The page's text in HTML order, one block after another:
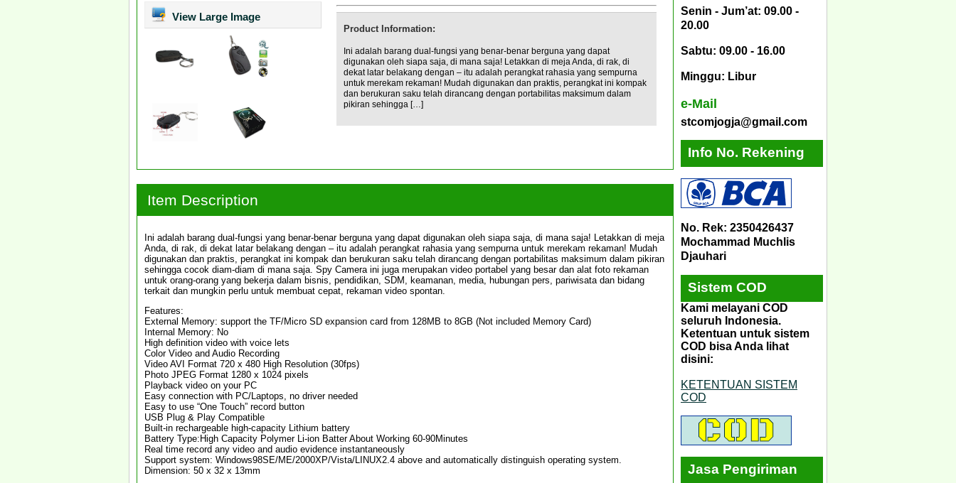
View Large Image
Product Information:
Ini adalah barang dual-fungsi yang benar-benar berguna yang dapat
digunakan oleh siapa saja, di mana saja! Letakkan di meja Anda, di rak, di
dekat latar belakang dengan – itu adalah perangkat rahasia yang sempurna
untuk merekam rekaman! Mudah digunakan dan praktis, perangkat ini kompak
dan berukuran saku telah dirancang dengan portabilitas maksimum dalam
pikiran sehingga […]
Item Description
Ini adalah barang dual-fungsi yang benar-benar berguna yang dapat digunakan oleh siapa saja, di mana saja! Letakkan di meja
Anda, di rak, di dekat latar belakang dengan – itu adalah perangkat rahasia yang sempurna untuk merekam rekaman! Mudah
digunakan dan praktis, perangkat ini kompak dan berukuran saku telah dirancang dengan portabilitas maksimum dalam pikiran
sehingga cocok diam-diam di mana saja. Spy Camera ini juga merupakan video portabel yang besar dan alat foto rekaman
untuk orang-orang yang bekerja dalam bisnis, pendidikan, SDM, keamanan, media, hubungan pers, pariwisata dan bidang
terkait dan mungkin perlu untuk membuat cepat, rekaman video spontan.
Features:
External Memory: support the TF/Micro SD expansion card from 128MB to 8GB (Not included Memory Card)
Internal Memory: No
High definition video with voice lets
Color Video and Audio Recording
Video AVI Format 720 x 480 High Resolution (30fps)
Photo JPEG Format 1280 x 1024 pixels
Playback video on your PC
Easy connection with PC/Laptops, no driver needed
Easy to use “One Touch” record button
USB Plug & Play Compatible
Built-in rechargeable high-capacity Lithium battery
Battery Type:High Capacity Polymer Li-ion Batter About Working 60-90Minutes
Real time record any video and audio evidence instantaneously
Support system: Windows98SE/ME/2000XP/Vista/LINUX2.4 above and automatically distinguish operating system.
Dimension: 50 x 32 x 13mm
Senin - Jum’at: 09.00 -
20.00
Sabtu: 09.00 - 16.00
Minggu: Libur
e-Mail
stcomjogja@gmail.com
Info No. Rekening
No. Rek: 2350426437
Mochammad Muchlis
Djauhari
Sistem COD
Kami melayani COD
seluruh Indonesia.
Ketentuan untuk sistem
COD bisa Anda lihat
disini:
KETENTUAN SISTEM
COD
Jasa Pengiriman